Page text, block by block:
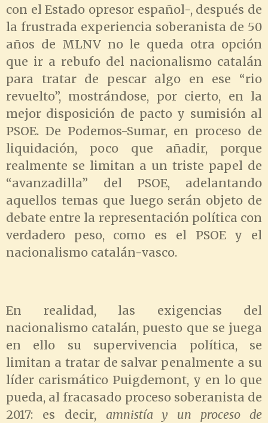
con el Estado opresor español-, después de
la frustrada experiencia soberanista de 50
años de MLNV no le queda otra opción
que ir a rebufo del nacionalismo catalán
para tratar de pescar algo en ese “rio
revuelto”, mostrándose, por cierto, en la
mejor disposición de pacto y sumisión al
PSOE. De Podemos-Sumar, en proceso de
liquidación, poco que añadir, porque
realmente se limitan a un triste papel de
“avanzadilla” del PSOE, adelantando
aquellos temas que luego serán objeto de
debate entre la representación política con
verdadero peso, como es el PSOE y el
nacionalismo catalán-vasco.
En realidad, las exigencias del
nacionalismo catalán, puesto que se juega
en ello su supervivencia política, se
limitan a tratar de salvar penalmente a su
líder carismático Puigdemont, y en lo que
pueda, al fracasado proceso soberanista de
2017: es decir, amnistía y un proceso de